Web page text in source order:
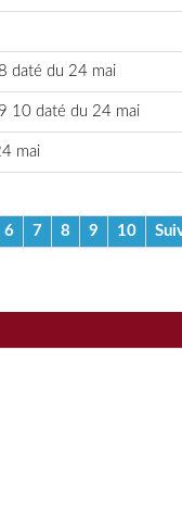
daté du 24 mai
10 daté du 24 mai
mai
6 7 8 9 10